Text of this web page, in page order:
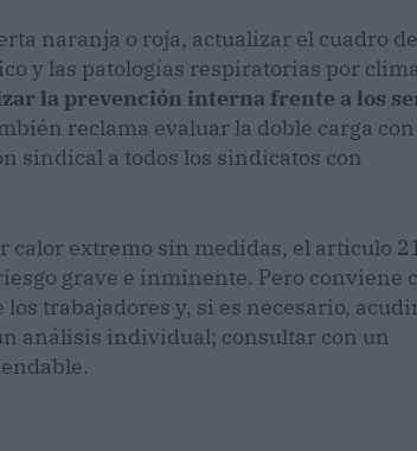
naranja o roja, actualizar el cuadro de
y las patologías respiratorias por
la prevención interna frente a los
reclama evaluar la doble carga con
sindical a todos los sindicatos con
calor extremo sin medidas, el artículo
grave e inminente. Pero conviene
trabajadores y, si es necesario,
análisis individual; consultar con un